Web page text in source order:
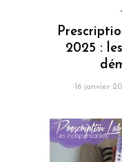
2025 :
16 janvier